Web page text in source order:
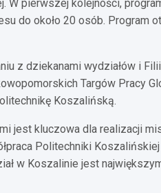
W pierwszej kolejności,
do około 20 osób. Program
z dziekanami wydziałów i
Targów Pracy
Koszalińską.
jest kluczowa dla realizacji
Politechniki
w Koszalinie jest